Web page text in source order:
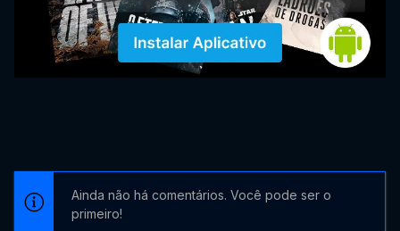
Ainda não há comentários. Você pode ser o
primeiro!